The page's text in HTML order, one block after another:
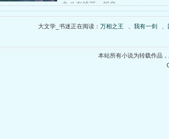
办？在线等，挺急……
大文学_书迷正在阅读： 万相之王 、 我有一剑 、
本站所有小说为转载作品